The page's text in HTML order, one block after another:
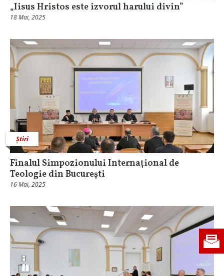
„Iisus Hristos este izvorul harului divin”
18 Mai, 2025
Știri
Finalul Simpozionului Internațional de
Teologie din București
16 Mai, 2025